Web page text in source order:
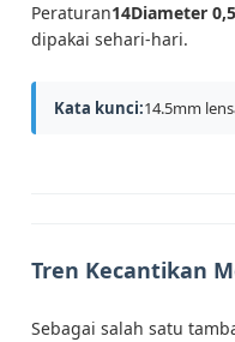
Peraturan14Diameter
dipakai sehari-hari.
Kata kunci:14.5mm
Tren Kecantikan
Sebagai salah satu